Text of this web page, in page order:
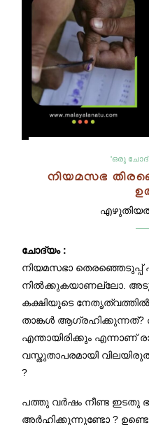
'ഒരു
നിയമസഭ
ചോദ്യം :
നിയമസഭാ തെരഞ്ഞെടുപ്പ്
നിൽക്കുകയാണല്ലോ.
കക്ഷിയുടെ നേതൃത്വത്തിൽ
താങ്കൾ
എന്തായിരിക്കും എന്നാണ്
വസ്തുതാപരമായി
?
പത്തു വർഷം നീണ്ട ഇടതു
അർഹിക്കുന്നുണ്ടോ ?